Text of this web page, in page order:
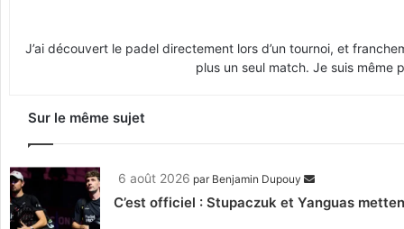
J’ai découvert le padel directement lors d’un tournoi, et
plus un seul match. Je suis même
Sur le même sujet
6 août 2026 par Benjamin Dupouy
C’est officiel : Stupaczuk et Yanguas